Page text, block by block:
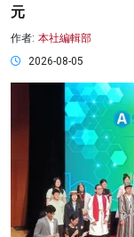
元
作者: 本社編輯部
2026-08-05